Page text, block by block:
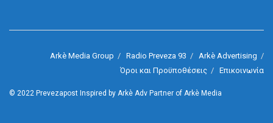
Arkè Media Group Radio Preveza 93
Arkè Advertising
Όροι και Προϋποθέσεις
Επικοινωνία
© 2022 Prevezapost Inspired by Arkè Adv Partner of Arkè Media